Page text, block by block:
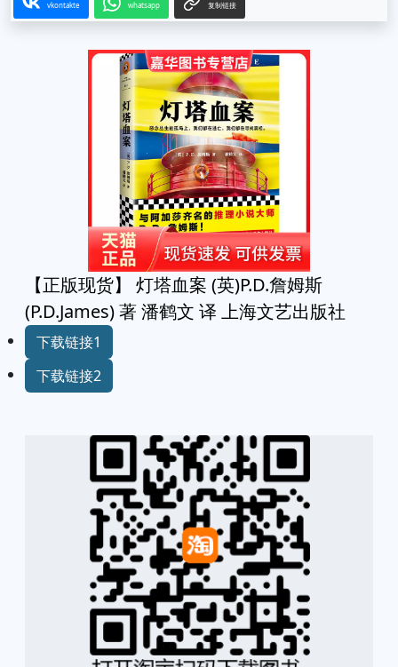
vkontakte whatsapp 复制链接
【正版现货】 灯塔血案 (英)P.D.詹姆斯
(P.D.James) 著 潘鹤文 译 上海文艺出版社
下载链接1
下载链接2